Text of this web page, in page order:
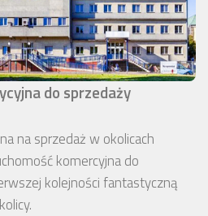
do sprzedaży
na sprzedaż w okolicach
komercyjna do
kolejności fantastyczną